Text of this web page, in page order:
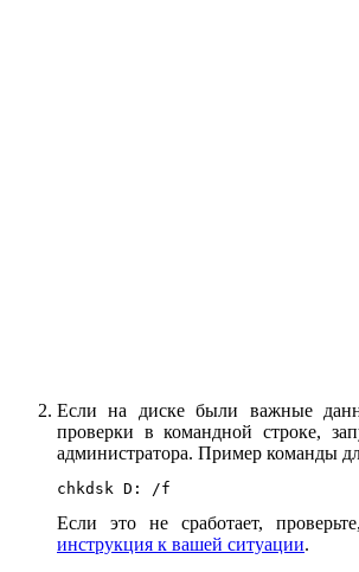
Если на диске были важные
проверки в командной строке,
администратора. Пример команды
chkdsk D: /f
Если это не сработает,
инструкция к вашей ситуации.